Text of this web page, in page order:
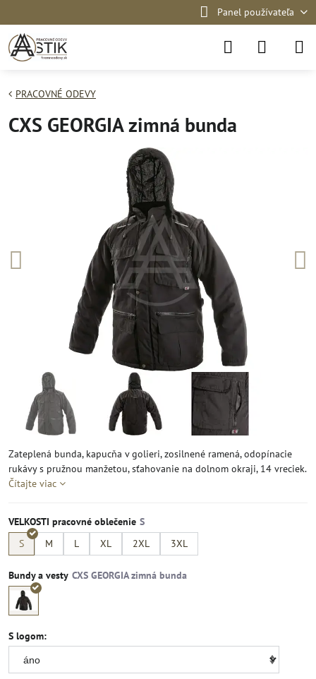
Panel používateľa
PRACOVNÉ ODEVY
CXS GEORGIA zimná bunda
Zateplená bunda, kapucňa v golieri, zosilnené ramená, odopínacie
rukávy s pružnou manžetou, sťahovanie na dolnom okraji, 14 vreciek.
Čítajte viac
VELKOSTI pracovné oblečenie
S
M L XL 2XL 3XL
Bundy a vesty
S logom: